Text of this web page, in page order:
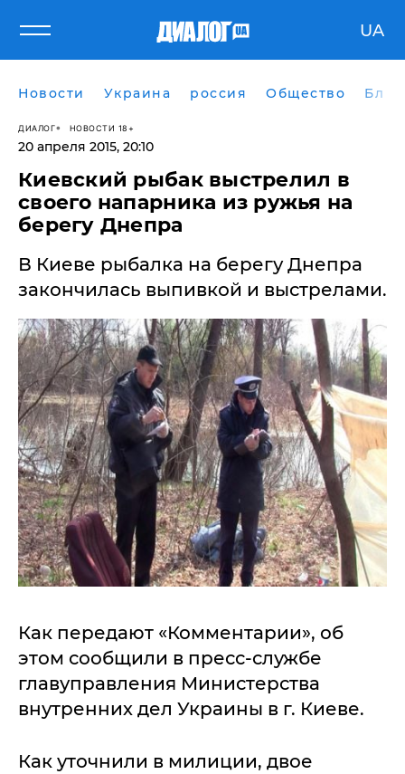
UA
Новости Украина россия Общество
ДИАЛОГ НОВОСТИ 18+
20 апреля 2015, 20:10
Киевский рыбак выстрелил в
своего напарника из ружья на
берегу Днепра
В Киеве рыбалка на берегу Днепра
закончилась выпивкой и выстрелами.
Как передают «Комментарии», об
этом сообщили в пресс-службе
главуправления Министерства
внутренних дел Украины в г. Киеве.
Как уточнили в милиции, двое